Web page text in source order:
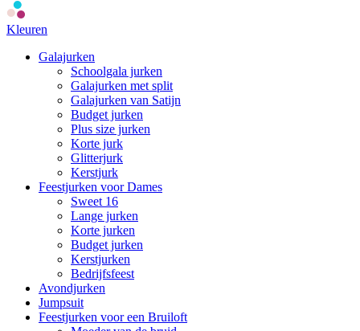
Kleuren
Galajurken
Schoolgala jurken
Galajurken met split
Galajurken van Satijn
Budget jurken
Plus size jurken
Korte jurk
Glitterjurk
Kerstjurk
Feestjurken voor Dames
Sweet 16
Lange jurken
Korte jurken
Budget jurken
Kerstjurken
Bedrijfsfeest
Avondjurken
Jumpsuit
Feestjurken voor een Bruiloft